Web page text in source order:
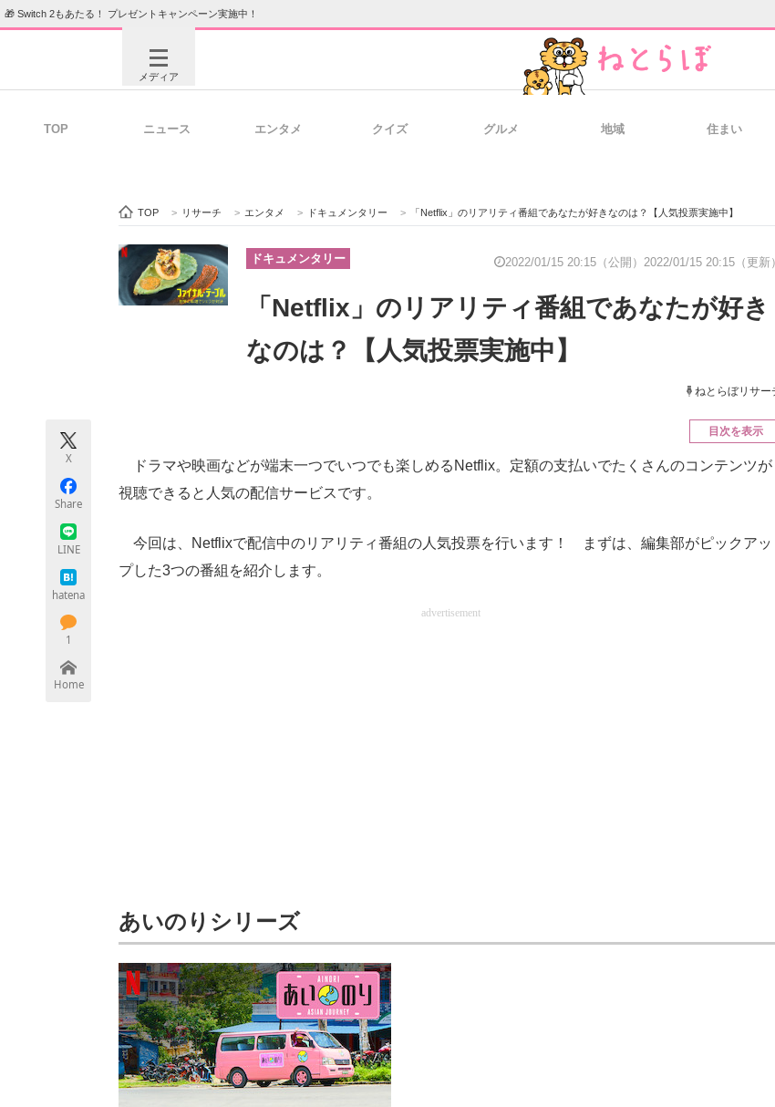
🎁 Switch 2もあたる！ プレゼントキャンペーン実施中！
メディア
ビジネスと働き方のヒント 経営
企業向けIT製品の総合サイト IT製品の技術・比較・事例 製造
エネ
TOP ニュース エンタメ クイズ グルメ 地域 住まい
TOP > リサーチ > エンタメ > ドキュメンタリー > 「Netflix」のリアリティ番組であなたが好きなのは？【人気投票実施中】
ドキュメンタリー 2022/01/15 20:15（公開） 2022/01/15 20:15（更新）
「Netflix」のリアリティ番組であなたが好き
なのは？【人気投票実施中】
ねとらぼリサー
X
Share
LINE
hatena
1
Home
目次を表示
ドラマや映画などが端末一つでいつでも楽しめるNetflix。定額の支払いでたくさんのコンテンツが
視聴できると人気の配信サービスです。
今回は、Netflixで配信中のリアリティ番組の人気投票を行います！ まずは、編集部がピックアッ
プした3つの番組を紹介します。
advertisement
あいのりシリーズ